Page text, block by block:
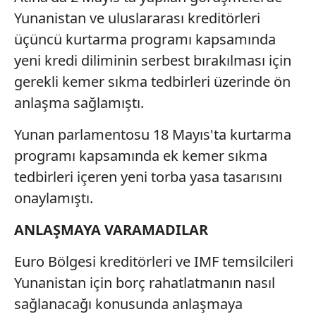
kullanılmaktadır. Diğer çerezler, sitemizin daha işlevsel
kılınması ve kişiselleştirilmesi ve sizlere yönelik
reklam/pazarlama faaliyetlerinin yapılması, amaçlarıyla
sınırlı olarak açık rızanız dahilinde kullanılacaktır.
Çerezlere ilişkin tercihlerinizi aşağıda yer alan panel
vasıtasıyla belirleyebilirsiniz. Çerezlere ilişkin detaylı bilgi
Metnimiziziyaret edebilirsiniz.
6698 sayılı Kişisel Verilerin Korunması Kanunu uyarınca
hazırlanmış Aydınlatma Metnimizi okumak ve sitemizde
ilgili mevzuata uygun olarak kullanılan çerezlerle ilgili bilgi
almak için lütfentıklayınız.
Yunanistan ve uluslararası kreditörleri
üçüncü kurtarma programı kapsamında
yeni kredi diliminin serbest bırakılması için
gerekli kemer sıkma tedbirleri üzerinde ön
anlaşma sağlamıştı.
Yunan parlamentosu 18 Mayıs'ta kurtarma
programı kapsamında ek kemer sıkma
tedbirleri içeren yeni torba yasa tasarısını
onaylamıştı.
ANLAŞMAYA VARAMADILAR
Euro Bölgesi kreditörleri ve IMF temsilcileri
Yunanistan için borç rahatlatmanın nasıl
sağlanacağı konusunda anlaşmaya